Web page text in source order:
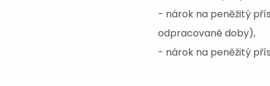
- nárok na peněžitý
odpracované doby),
- nárok na peněžitý